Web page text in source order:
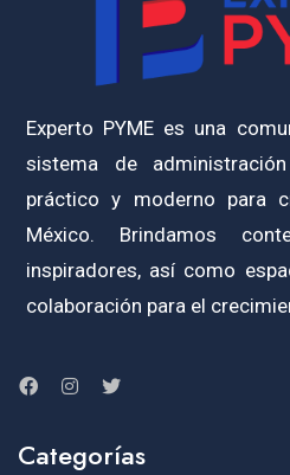
Experto PYME es una
sistema de
práctico y moderno para
México. Brindamos
inspiradores, así como
colaboración para el
Categorías